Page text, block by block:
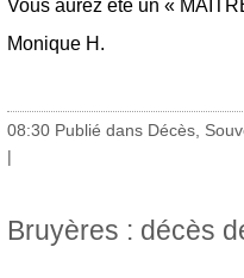
Vous aurez été un «
Monique H.
08:30 Publié dans Décès,
|
Bruyères : décès